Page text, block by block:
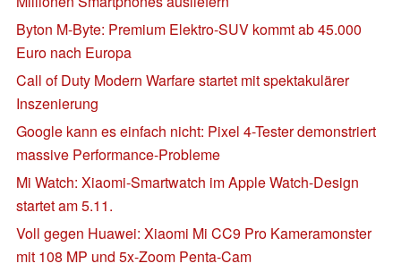
Byton M-Byte: Premium Elektro-SUV kommt ab 45.000
Euro nach Europa
Call of Duty Modern Warfare startet mit spektakulärer
Inszenierung
Google kann es einfach nicht: Pixel 4-Tester demonstriert
massive Performance-Probleme
Mi Watch: Xiaomi-Smartwatch im Apple Watch-Design
startet am 5.11.
Voll gegen Huawei: Xiaomi Mi CC9 Pro Kameramonster
mit 108 MP und 5x-Zoom Penta-Cam